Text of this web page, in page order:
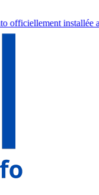
an d'intérim●Drame à